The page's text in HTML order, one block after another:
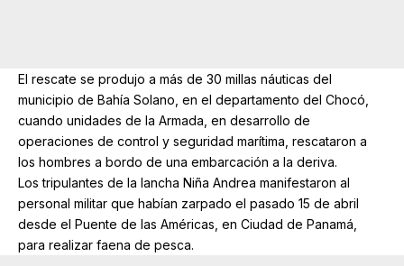
El rescate se produjo a más de 30 millas náuticas del
municipio de Bahía Solano, en el departamento del Chocó,
cuando unidades de la Armada, en desarrollo de
operaciones de control y seguridad marítima, rescataron a
los hombres a bordo de una embarcación a la deriva.
Los tripulantes de la lancha Niña Andrea manifestaron al
personal militar que habían zarpado el pasado 15 de abril
desde el Puente de las Américas, en Ciudad de Panamá,
para realizar faena de pesca.